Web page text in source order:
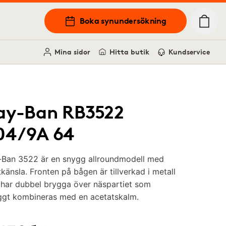
Boka synundersökning
Mina sidor Hitta butik Kundservice
Ban RB3522
9A 64
Ban 3522 är en snygg allroundmodell med
Fronten på bågen är tillverkad i metall
dubbel brygga över näspartiet som
kombineras med en acetatskalm.